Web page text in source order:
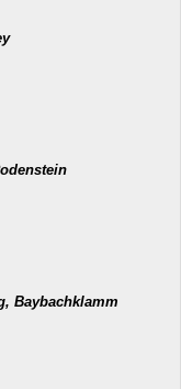
Baybachklamm